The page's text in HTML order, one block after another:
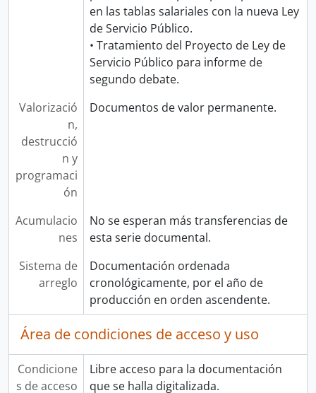
en las tablas salariales con la nueva Ley
de Servicio Público.
• Tratamiento del Proyecto de Ley de
Servicio Público para informe de
segundo debate.
Valorizació
n,
destrucció
n y
programaci
ón
Documentos de valor permanente.
Acumulacio
nes
No se esperan más transferencias de
esta serie documental.
Sistema de
arreglo
Documentación ordenada
cronológicamente, por el año de
producción en orden ascendente.
Área de condiciones de acceso y uso
Condicione
s de acceso
Libre acceso para la documentación
que se halla digitalizada.